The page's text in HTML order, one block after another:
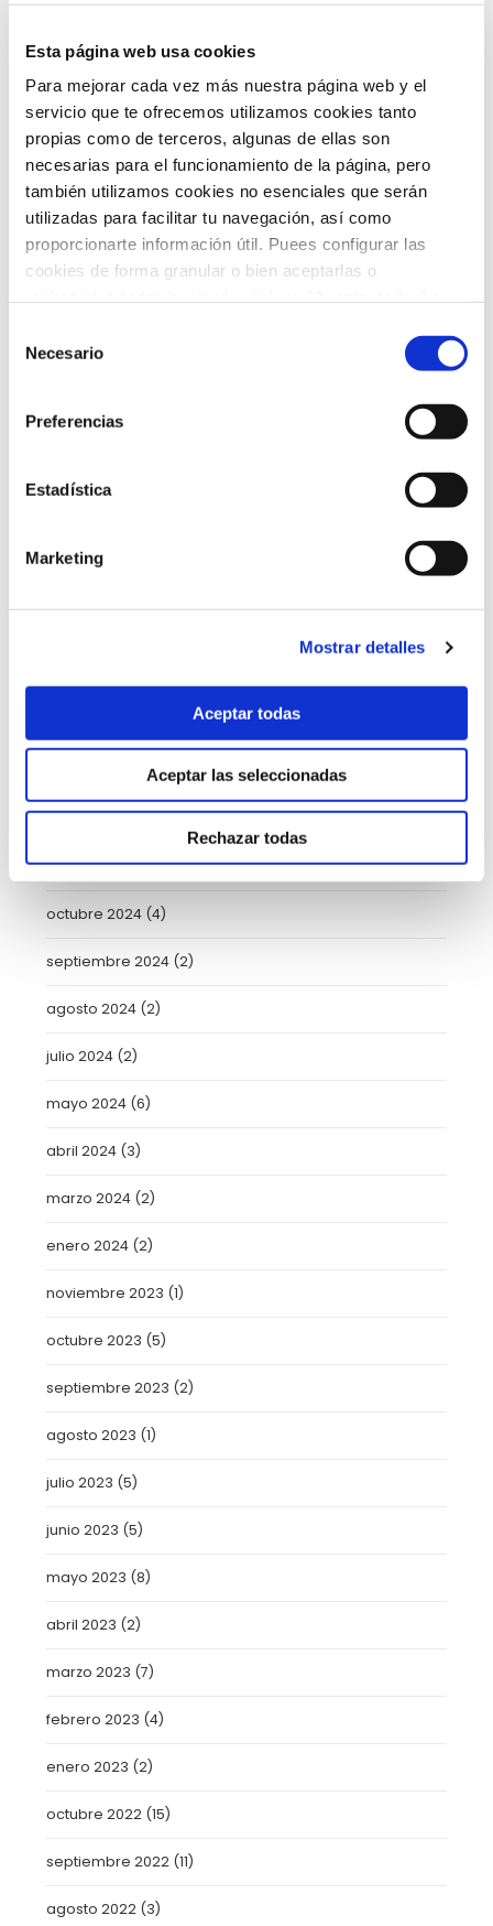
Esta página web usa cookies
Para mejorar cada vez más nuestra página web y el
servicio que te ofrecemos utilizamos cookies tanto
propias como de terceros, algunas de ellas son
necesarias para el funcionamiento de la página, pero
también utilizamos cookies no esenciales que serán
utilizadas para facilitar tu navegación, así como
proporcionarte información útil. Puees configurar las
cookies de forma granular o bien aceptarlas o
política de cookies
Necesario
Preferencias
Estadística
Marketing
Mostrar detalles
Aceptar todas
Aceptar las seleccionadas
Rechazar todas
ARCHIVO
febrero 2026
enero 2026(5)
diciembre 2025(5)
noviembre 2025(4)
octubre 2025
julio 2025
(5)
diciembre 2024(2)
noviembre 2024(3)
octubre 2024 (4)
septiembre 2024 (2)
agosto 2024 (2)
julio 2024 (2)
mayo 2024 (6)
abril 2024 (3)
marzo 2024 (2)
enero 2024 (2)
noviembre 2023 (1)
octubre 2023 (5)
septiembre 2023 (2)
agosto 2023 (1)
julio 2023 (5)
junio 2023 (5)
mayo 2023 (8)
abril 2023 (2)
marzo 2023 (7)
febrero 2023 (4)
enero 2023 (2)
octubre 2022 (15)
septiembre 2022 (11)
agosto 2022 (3)